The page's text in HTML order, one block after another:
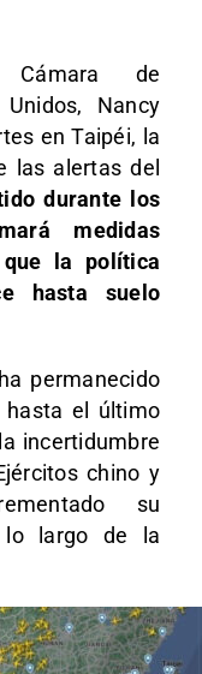
de
Nancy
en Taipéi, la
las alertas del
durante los
medidas
que la política
hasta suelo
permanecido
hasta el último
incertidumbre
chino y
su
lo largo de la